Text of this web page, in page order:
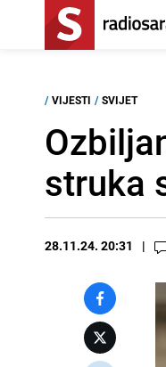
/ VIJESTI / SVIJET
struka
28.11.24. 20:31